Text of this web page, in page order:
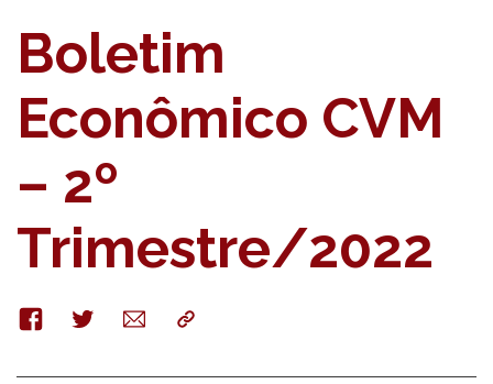
Boletim
Econômico CVM
– 2º
Trimestre/2022
FacebookTwitterE-
mail
Copy